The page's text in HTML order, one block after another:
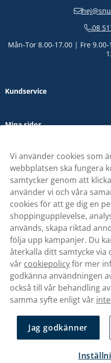
08
Mån-Tor 8.00-17.00 | Fre
Kundservice
Mina sidor
Om oss
Vi använder cookies som
webbplatsen ska fungera
samtycker genom att
använder vi och våra
cookies för att ge dig en
shoppingupplevelse,
används, skapa riktad
följa upp kampanjer. Du
återkalla ditt samtycke via
vår cookiepolicyför mer
godkänna användningen
också till vår behandling
samma syfte enligt vår
Jag godkänner